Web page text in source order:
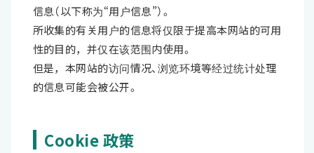
信息（以下称为“用户信息”）。
所收集的有关用户的信息将仅限于提高本网站的可用
性的目的，并仅在该范围内使用。
但是，本网站的访问情况、浏览环境等经过统计处理
的信息可能会被公开。
Cookie 政策